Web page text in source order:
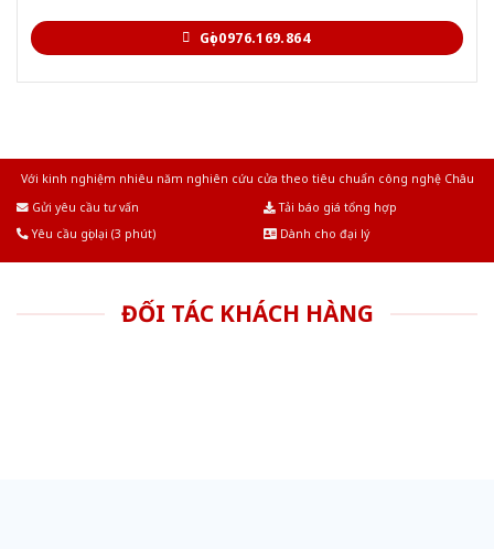
Gọi 0976.169.864
Với kinh nghiệm nhiêu năm nghiên cứu cửa theo tiêu chuẩn công nghệ Châu
Gửi yêu cầu tư vấn
Tải báo giá tổng hợp
Yêu cầu gọi lại (3 phút)
Dành cho đại lý
ĐỐI TÁC KHÁCH HÀNG